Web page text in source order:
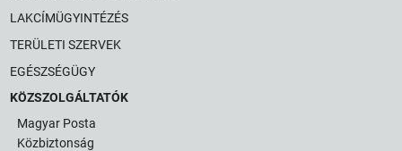
LAKCÍMÜGYINTÉZÉS
TERÜLETI SZERVEK
EGÉSZSÉGÜGY
KÖZSZOLGÁLTATÓK
Magyar Posta
Közbiztonság